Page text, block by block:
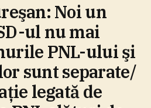
Noi un
ul nu mai
PNL-ului şi
sunt separate/
legată de